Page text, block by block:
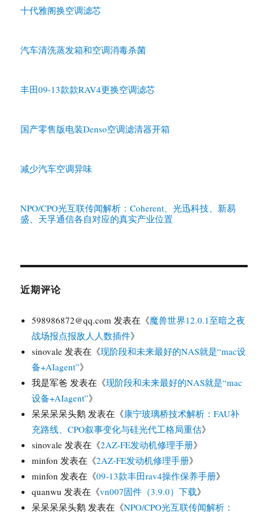
十代雅阁换空调滤芯
汽车清洗蒸发箱和空调消毒杀菌
丰田09-13款款RAV4更换空调滤芯
国产零售版电装Denso空调滤清器开箱
减少汽车空调异味
NPO/CPO光互联传闻解析：Coherent、光迅科技、新易
盛、天孚通信各自对应的真实产业位置
近期评论
598986872@qq.com 发表在《魔兽世界12.0.1至暗之夜
战场报点报敌人人数插件》
sinovale 发表在《现阶段和未来最好的NAS就是“mac设
备+AIagent”》
我是军爸 发表在《现阶段和未来最好的NAS就是“mac
设备+AIagent”》
呆呆呆呆头鹅 发表在《康宁玻璃桥技术解析：FAU补
充路线、CPO叙事变化与硅光代工格局重估》
sinovale 发表在《2AZ-FE发动机修理手册》
minfon 发表在《2AZ-FE发动机修理手册》
minfon 发表在《09-13款丰田rav4操作保养手册》
quanwu 发表在《vn007固件（3.9.0）下载》
呆呆呆呆头鹅 发表在《NPO/CPO光互联传闻解析：